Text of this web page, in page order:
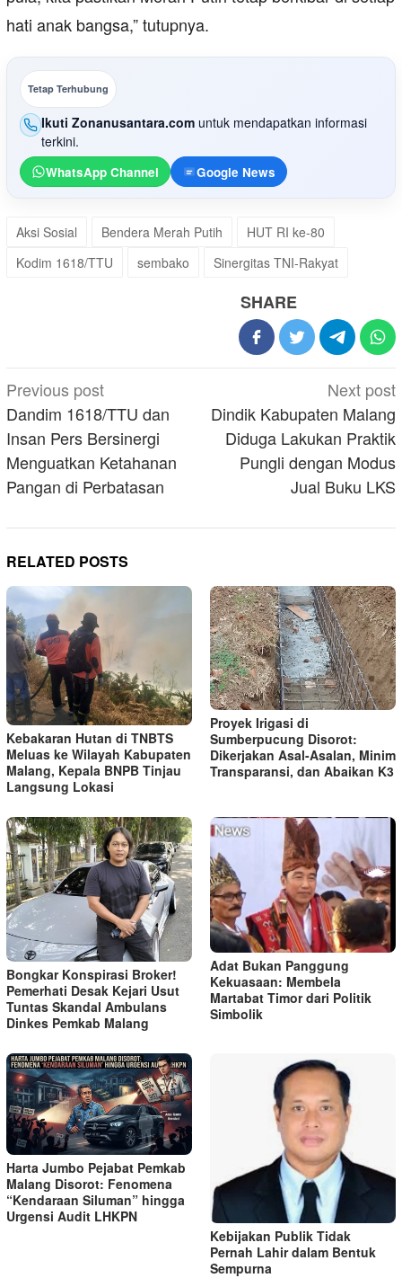
hati anak bangsa,” tutupnya.
Tetap Terhubung
Ikuti Zonanusantara.com untuk mendapatkan informasi
terkini.
WhatsApp Channel Google News
Aksi Sosial Bendera Merah Putih
HUT RI ke-80
Kodim 1618/TTU
sembako Sinergitas TNI-Rakyat
SHARE
Post
navigation
Previous post
Dandim 1618/TTU dan
Insan Pers Bersinergi
Menguatkan Ketahanan
Pangan di Perbatasan
Next post
Dindik Kabupaten Malang
Diduga Lakukan Praktik
Pungli dengan Modus
Jual Buku LKS
RELATED POSTS
Kebakaran Hutan di TNBTS
Meluas ke Wilayah Kabupaten
Malang, Kepala BNPB Tinjau
Langsung Lokasi
Proyek Irigasi di
Sumberpucung Disorot:
Dikerjakan Asal-Asalan, Minim
Transparansi, dan Abaikan K3
Bongkar Konspirasi Broker!
Pemerhati Desak Kejari Usut
Tuntas Skandal Ambulans
Dinkes Pemkab Malang
Adat Bukan Panggung
Kekuasaan: Membela
Martabat Timor dari Politik
Simbolik
Harta Jumbo Pejabat Pemkab
Malang Disorot: Fenomena
“Kendaraan Siluman” hingga
Urgensi Audit LHKPN
Kebijakan Publik Tidak
Pernah Lahir dalam Bentuk
Sempurna